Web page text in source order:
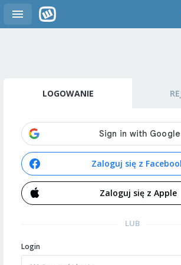
LOGOWANIE
Zaloguj się z
Zaloguj się z Apple
LUB
Login